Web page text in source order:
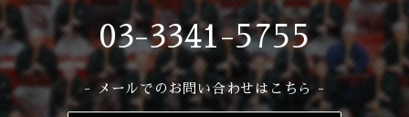
03-3341-5755
- メールでのお問い合わせはこちら -